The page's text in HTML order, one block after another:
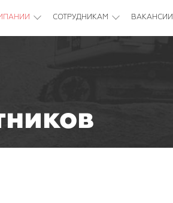
СОТРУДНИКАМ ВАКАНСИИ